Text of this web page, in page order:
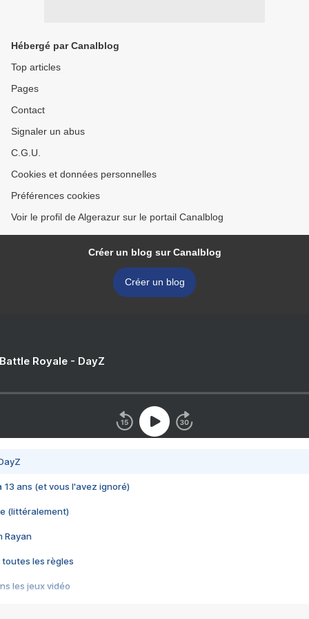
Hébergé par Canalblog
Top articles
Pages
Contact
Signaler un abus
C.G.U.
Cookies et données personnelles
Préférences cookies
Voir le profil de Algerazur sur le portail Canalblog
Créer un blog sur Canalblog
Créer un blog
Royale - DayZ
13 ans (et vous l'avez ignoré)
(littéralement)
Rayan
toutes les règles
les jeux vidéo